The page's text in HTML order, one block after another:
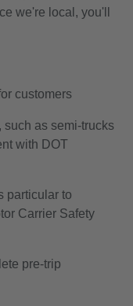
we're local, you'll
customers
such as semi-trucks
with DOT
particular to
Carrier Safety
pre-trip